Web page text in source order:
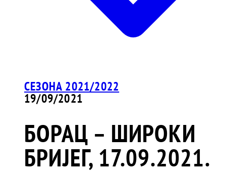
СЕЗОНА 2021/2022
19/09/2021
БОРАЦ – ШИРОКИ
БРИЈЕГ, 17.09.2021.